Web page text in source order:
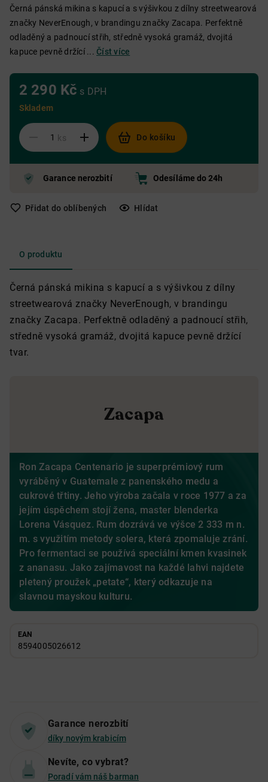
Černá pánská mikina s kapucí a s výšivkou z dílny streetwearová
značky NeverEnough, v brandingu značky Zacapa. Perfektně
odladěný a padnoucí střih, středně vysoká gramáž, dvojitá
kapuce pevně držící ... Číst více
2 290 Kč s DPH
Skladem
ks Do košíku
Garance nerozbití Odesíláme do 24h
Přidat do oblíbených Hlídat
O produktu
Černá pánská mikina s kapucí a s výšivkou z dílny
streetwearová značky NeverEnough, v brandingu
značky Zacapa. Perfektně odladěný a padnoucí střih,
středně vysoká gramáž, dvojitá kapuce pevně držící
tvar.
Zacapa
Ron Zacapa Centenario je superprémiový rum
vyráběný v Guatemale z panenského medu a
cukrové třtiny. Jeho výroba začala v roce 1977 a za
jejím úspěchem stojí žena, master blenderka
Lorena Vásquez. Rum dozrává ve výšce 2 333 m n.
m. s využitím metody solera, která zpomaluje zrání.
Pro fermentaci se používá speciální kmen kvasinek
z ananasu. Jako zajímavost na každé lahvi najdete
pletený proužek „petate“, který odkazuje na
slavnou mayskou kulturu.
EAN
8594005026612
Garance nerozbití
díky novým krabicím
Nevíte, co vybrat?
Poradí vám náš barman